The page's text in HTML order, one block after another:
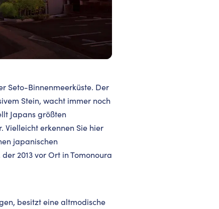
Seto-Binnenmeerküste. Der
Stein, wacht immer noch
Japans größten
erkennen Sie hier
japanischen
2013 vor Ort in Tomonoura
besitzt eine altmodische